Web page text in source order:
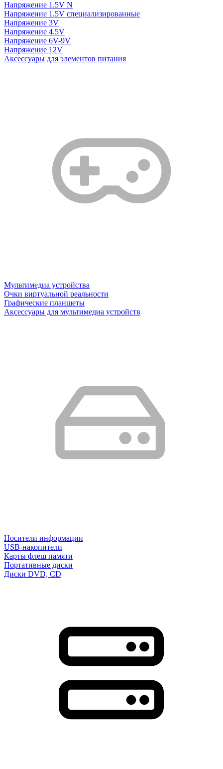
Напряжение 1.5V N
Напряжение 1.5V специализированные
Напряжение 3V
Напряжение 4.5V
Напряжение 6V-9V
Напряжение 12V
Аксессуары для элементов питания
Мультимедиа устройства
Очки виртуальной реальности
Графические планшеты
Аксессуары для мультимедиа устройств
Носители информации
USB-накопители
Карты флеш памяти
Портативные диски
Диски DVD, CD